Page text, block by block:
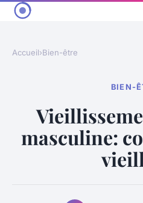
Accueil›Bien-être
BIEN-
masculine: